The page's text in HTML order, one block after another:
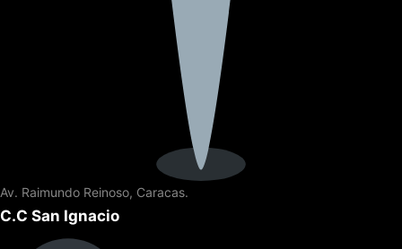
Av. Raimundo Reinoso, Caracas.
C.C San Ignacio